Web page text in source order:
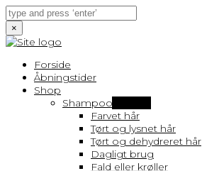
×
Forside
Åbningstider
Shop
Shampoo
Farvet hår
Tørt og lysnet hår
Tørt og dehydreret hår
Dagligt brug
Fald eller krøller